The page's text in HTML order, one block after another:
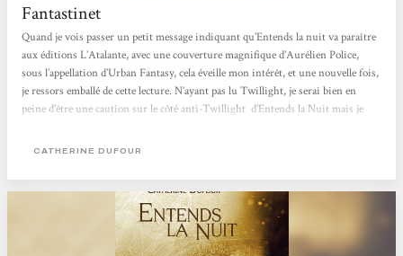
Fantastinet
Quand je vois passer un petit message indiquant qu’Entends la nuit va paraître
aux éditions L’Atalante, avec une couverture magnifique d’Aurélien Police,
sous l’appellation d’Urban Fantasy, cela éveille mon intérêt, et une nouvelle fois,
je ressors emballé de cette lecture. N’ayant pas lu Twillight, je serai bien en
peine d’être une caution sur le côté anti-Twillight d’Entends la Nuit mais je
anglais dans le directoire d’une entreprise hi-tech et une petite employée...
CATHERINE DUFOUR